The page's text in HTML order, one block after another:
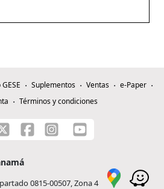
Suplementos Ventas
e-Paper
Términos y condiciones
0815-00507, Zona 4